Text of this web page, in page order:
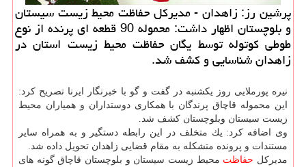
پرشین رز: زاهدان - مدیركل حفاظت محیط زیست سیستان
و بلوچستان اظهار داشت: محموله 90 قطعه ای پرنده از نوع
طوطی كوتوله توسط یگان حفاظت محیط زیست استان در
زاهدان شناسایی و كشف شد.
نیره پورملایی روز یكشنبه در گفت و گو با خبرنگار ایرنا تصریح كرد:
این محموله قاچاق پرندگان با همكاری دوستداران و همیاران محیط
زیست سیستان وبلوچستان كشف شد.
وی اضافه كرد: یك متخلف در این رابطه دستگیر و به همراه سایر
مستندات و پرونده متشكله به مقام قضایی زاهدان تحویل داده شد.
مدیركل حفاظت محیط زیست سیستان و بلوچستان قاچاق گونه های